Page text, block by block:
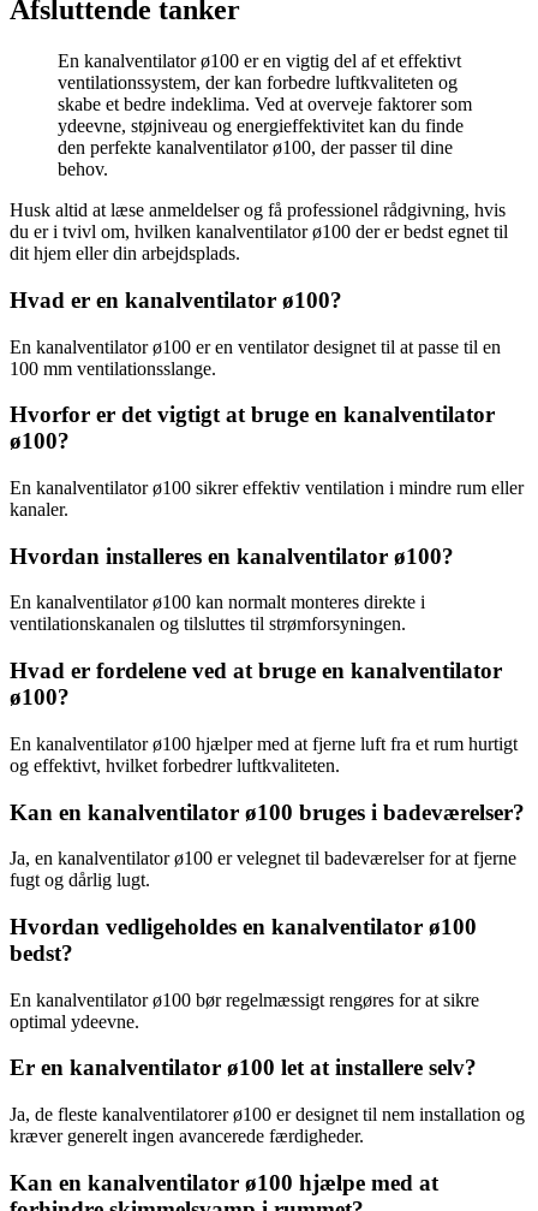
Afsluttende tanker
En kanalventilator ø100 er en vigtig del af et effektivt
ventilationssystem, der kan forbedre luftkvaliteten og
skabe et bedre indeklima. Ved at overveje faktorer som
ydeevne, støjniveau og energieffektivitet kan du finde
den perfekte kanalventilator ø100, der passer til dine
behov.
Husk altid at læse anmeldelser og få professionel rådgivning, hvis
du er i tvivl om, hvilken kanalventilator ø100 der er bedst egnet til
dit hjem eller din arbejdsplads.
Hvad er en kanalventilator ø100?
En kanalventilator ø100 er en ventilator designet til at passe til en
100 mm ventilationsslange.
Hvorfor er det vigtigt at bruge en kanalventilator
ø100?
En kanalventilator ø100 sikrer effektiv ventilation i mindre rum eller
kanaler.
Hvordan installeres en kanalventilator ø100?
En kanalventilator ø100 kan normalt monteres direkte i
ventilationskanalen og tilsluttes til strømforsyningen.
Hvad er fordelene ved at bruge en kanalventilator
ø100?
En kanalventilator ø100 hjælper med at fjerne luft fra et rum hurtigt
og effektivt, hvilket forbedrer luftkvaliteten.
Kan en kanalventilator ø100 bruges i badeværelser?
Ja, en kanalventilator ø100 er velegnet til badeværelser for at fjerne
fugt og dårlig lugt.
Hvordan vedligeholdes en kanalventilator ø100
bedst?
En kanalventilator ø100 bør regelmæssigt rengøres for at sikre
optimal ydeevne.
Er en kanalventilator ø100 let at installere selv?
Ja, de fleste kanalventilatorer ø100 er designet til nem installation og
kræver generelt ingen avancerede færdigheder.
Kan en kanalventilator ø100 hjælpe med at